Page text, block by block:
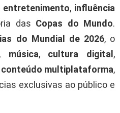
entretenimento, influência
das Copas do Mundo.
do Mundial de 2026, o
, música, cultura digital ,
conteúdo multiplataforma,
exclusivas ao público e